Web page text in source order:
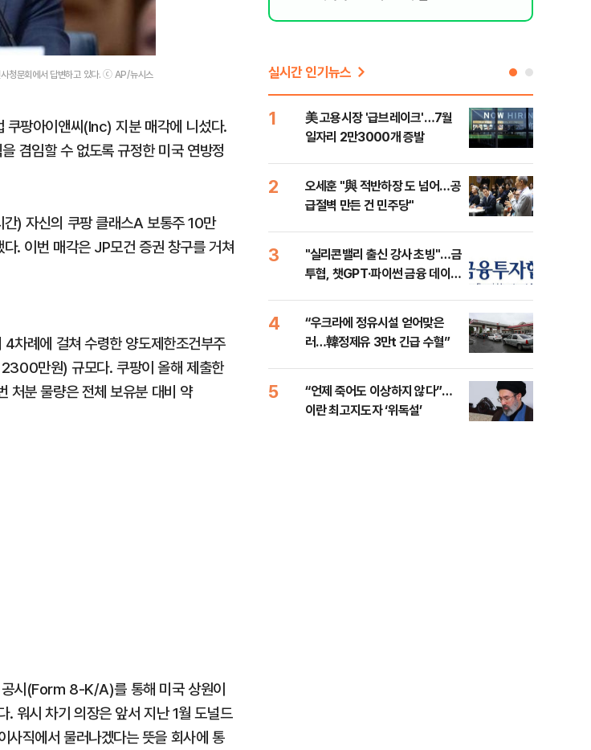
청문회에서 답변하고 있다. ⓒ AP/뉴시스
쿠팡아이앤씨(Inc) 지분 매각에 니섰다.
겸임할 수 없도록 규정한 미국 연방정
) 자신의 쿠팡 클래스A 보통주 10만
. 이번 매각은 JP모건 증권 창구를 거쳐
례에 걸쳐 수령한 양도제한조건부주
만원) 규모다. 쿠팡이 올해 제출한
처분 물량은 전체 보유분 대비 약
공시(Form 8-K/A)를 통해 미국 상원이
워시 차기 의장은 앞서 지난 1월 도널드
사직에서 물러나겠다는 뜻을 회사에 통
실시간 인기뉴스
1
美 고용시장 '급브레이크'…7월
일자리 2만3000개 증발
2
오세훈 "與 적반하장 도 넘어…공
급절벽 만든 건 민주당"
3
"실리콘밸리 출신 강사 초빙"…금
투협, 챗GPT·파이썬 금융 데이터
4
“우크라에 정유시설 얻어맞은
러…韓정제유 3만t 긴급 수혈”
5
“언제 죽어도 이상하지 않다”…
이란 최고지도자 ‘위독설’